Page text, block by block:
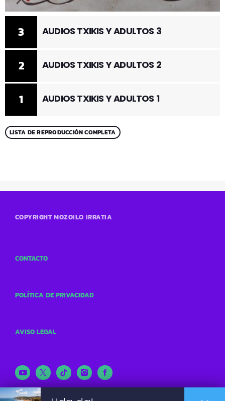
1 AUDIOS TXIKIS Y ADULTOS 1
2 AUDIOS TXIKIS Y ADULTOS 2
3 AUDIOS TXIKIS Y ADULTOS 3
LISTA DE REPRODUCCIÓN COMPLETA
COPYRIGHT MOZOILO IRRATIA
CONTACTO
POLÍTICA DE PRIVACIDAD
AVISO LEGAL